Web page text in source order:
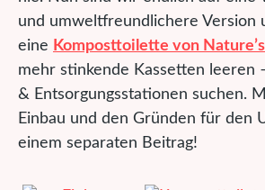
und umweltfreundlichere Version
eine Komposttoilette von
mehr stinkende Kassetten leeren
& Entsorgungsstationen suchen.
Einbau und den Gründen für den
einem separaten Beitrag!